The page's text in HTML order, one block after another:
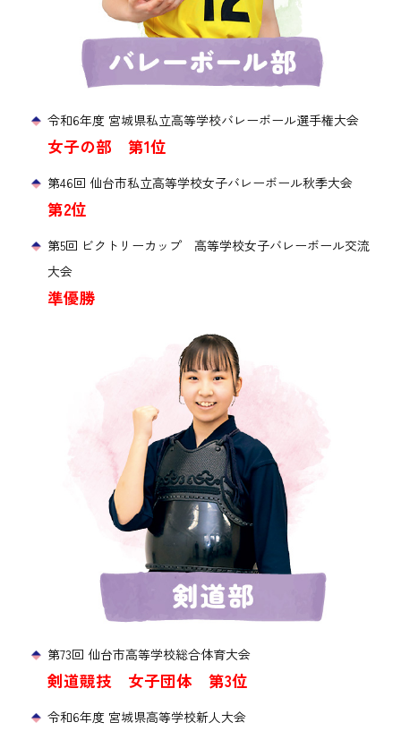
令和6年度 宮城県私立高等学校バレーボール選手権大会
女子の部 第1位
第46回 仙台市私立高等学校女子バレーボール秋季大会
第2位
第5回 ビクトリーカップ 高等学校女子バレーボール交流
大会
準優勝
第73回 仙台市高等学校総合体育大会
剣道競技 女子団体 第3位
令和6年度 宮城県高等学校新人大会